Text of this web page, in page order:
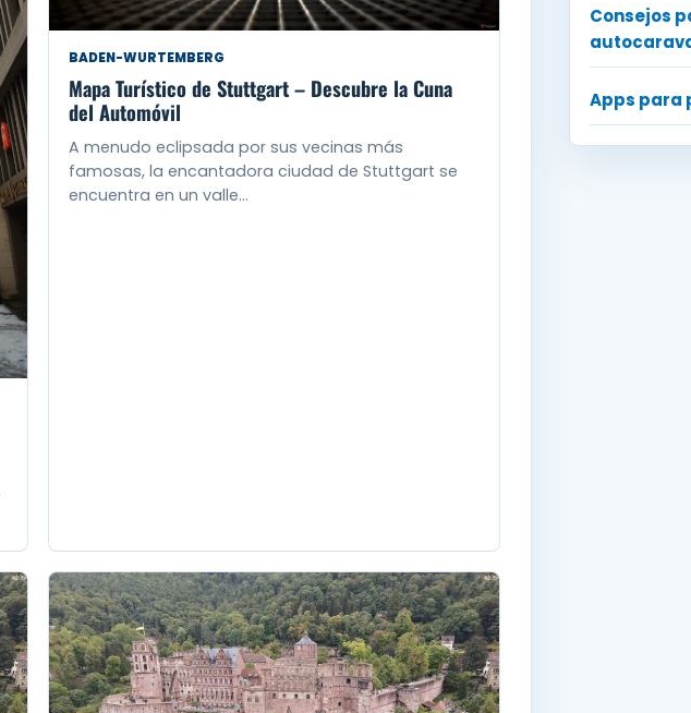
BADEN-WURTEMBERG
Mapa Turístico de Stuttgart – Descubre la Cuna
del Automóvil
A menudo eclipsada por sus vecinas más
famosas, la encantadora ciudad de Stuttgart se
encuentra en un valle…
Consejos
Apps para